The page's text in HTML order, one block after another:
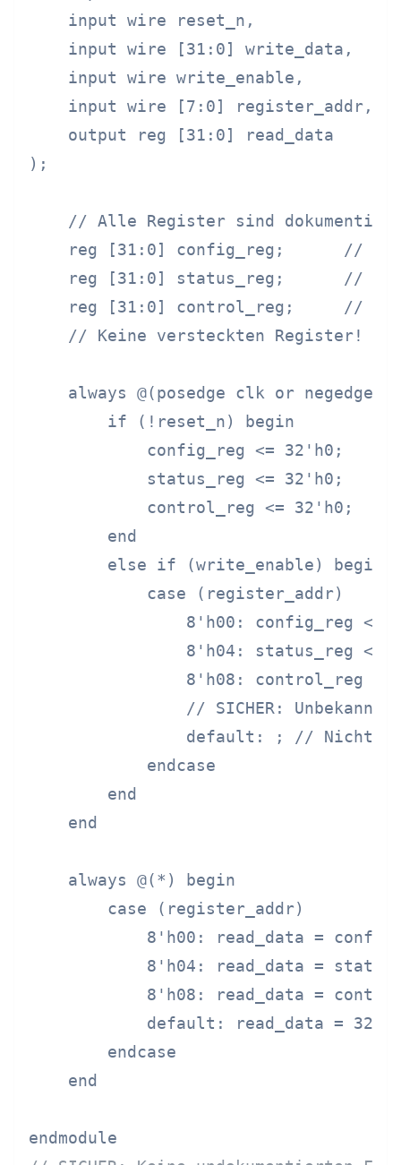
    input wire reset_n,
    input wire [31:0] write_data,
    input wire write_enable,
    input wire [7:0] register_addr,
    output reg [31:0] read_data
);
// Alle Register sind
reg [31:0] config_reg;      //
reg [31:0] status_reg;      //
reg [31:0] control_reg;     //
    // Keine versteckten Register!
always @(posedge clk or negedge
        if (!reset_n) begin
            config_reg <= 32'h0;
            status_reg <= 32'h0;
            control_reg <= 32'h0;
        end
        else if (write_enable) begin
            case (register_addr)
8'h00: config_reg <=
8'h04: status_reg <=
8'h08: control_reg <=
// SICHER:
default: ; // Nichts
            endcase
        end
    end
    always @(*) begin
        case (register_addr)
8'h00: read_data =
8'h04: read_data =
8'h08: read_data =
default: read_data =
        endcase
    end